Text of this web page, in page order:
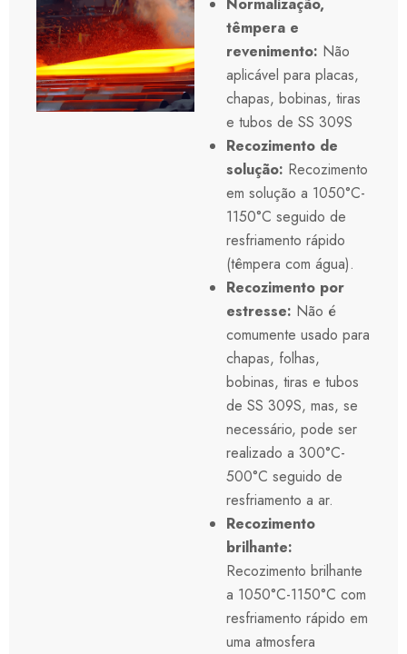
Normalização,
têmpera e
revenimento: Não
aplicável para placas,
chapas, bobinas, tiras
e tubos de SS 309S
Recozimento de
solução: Recozimento
em solução a 1050°C-
1150°C seguido de
resfriamento rápido
(têmpera com água).
Recozimento por
estresse: Não é
comumente usado para
chapas, folhas,
bobinas, tiras e tubos
de SS 309S, mas, se
necessário, pode ser
realizado a 300°C-
500°C seguido de
resfriamento a ar.
Recozimento
brilhante:
Recozimento brilhante
a 1050°C-1150°C com
resfriamento rápido em
uma atmosfera